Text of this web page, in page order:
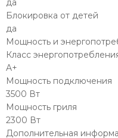
да
Блокировка от детей
да
Мощность и
Класс
A+
Мощность подключения
3500 Вт
Мощность гриля
2300 Вт
Дополнительная